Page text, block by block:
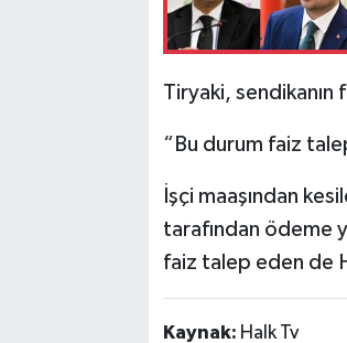
Tiryaki,
“Bu durum faiz
İşçi maaşından
tarafından ödeme
faiz talep eden de
Kaynak: Halk Tv